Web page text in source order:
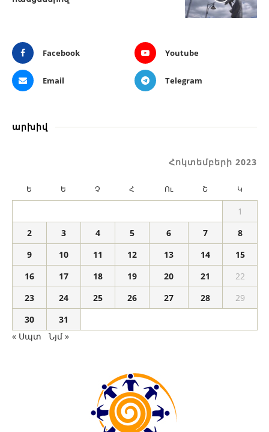
Facebook Youtube
Email Telegram
արխիվ
Հոկտեմբերի 2023
Ե Ե Չ Հ Ու Շ Կ
1
2
3 4 5 6 7
8
9
10 11 12 13 14
15
16
17 18 19 20 21
22
23
24 25 26 27 28
29
30
31
« Սպտ
Նյմ »